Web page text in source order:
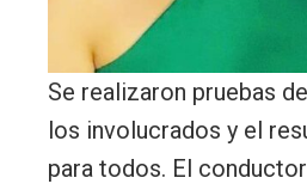
Se realizaron pruebas
los involucrados y el
para todos. El